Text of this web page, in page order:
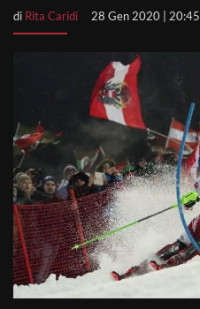
di Rita Caridi 28 Gen 2020 | 20:45